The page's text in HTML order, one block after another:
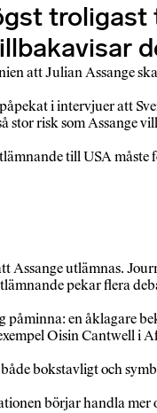
att Julian Assange
i intervjuer att
stor risk som
till USA
Assange utlämnas.
pekar flera
en åklagare
Oisin Cantwell i
bokstavligt och
börjar handla mer